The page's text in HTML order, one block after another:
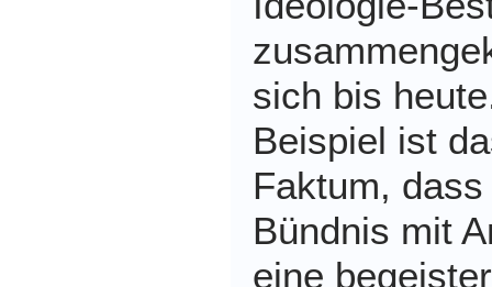
sich bis
Beispiel ist
Faktum,
Bündnis mit
eine